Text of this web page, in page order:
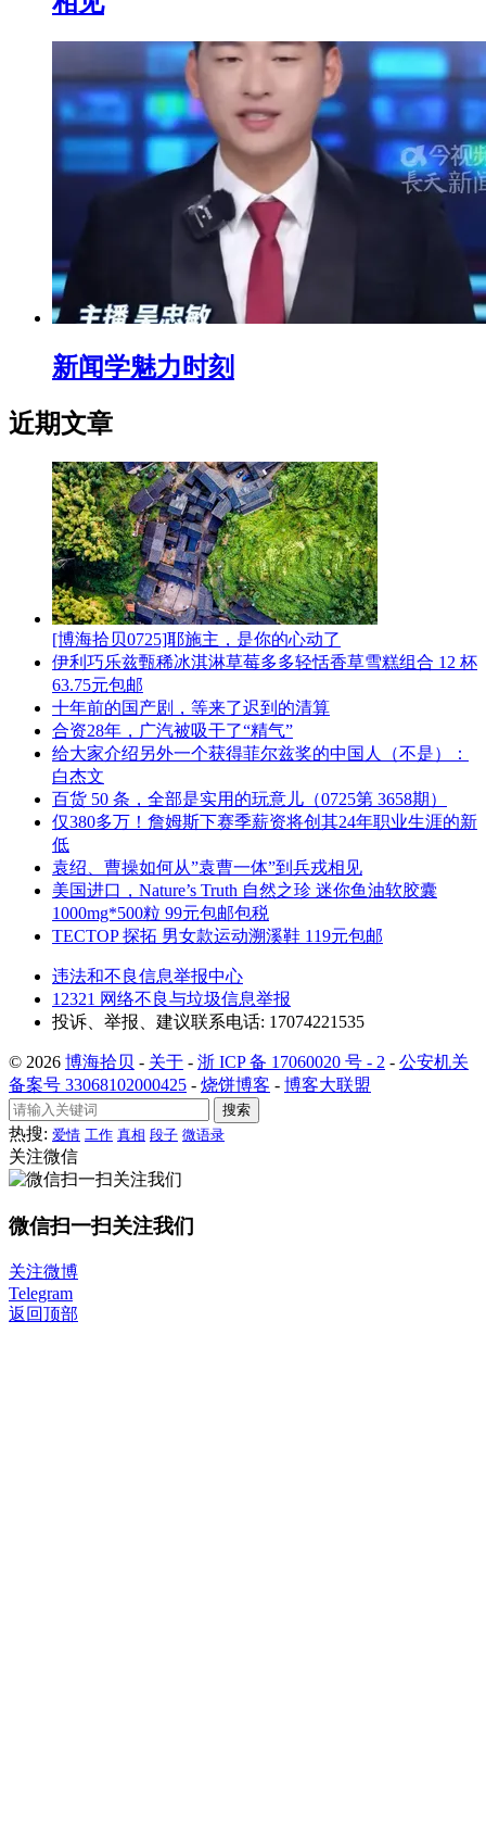
新闻学魅力时刻
近期文章
[博海拾贝0725]耶施主，是你的心动了
伊利巧乐兹甄稀冰淇淋草莓多多轻恬香草雪糕组合 12 杯
63.75元包邮
十年前的国产剧，等来了迟到的清算
合资28年，广汽被吸干了“精气”
给大家介绍另外一个获得菲尔兹奖的中国人（不是）：
白杰文
百货 50 条，全部是实用的玩意儿（0725第 3658期）
仅380多万！詹姆斯下赛季薪资将创其24年职业生涯的新
低
袁绍、曹操如何从”袁曹一体”到兵戎相见
美国进口，Nature’s Truth 自然之珍 迷你鱼油软胶囊
1000mg*500粒 99元包邮包税
TECTOP 探拓 男女款运动溯溪鞋 119元包邮
违法和不良信息举报中心
12321 网络不良与垃圾信息举报
投诉、举报、建议联系电话: 17074221535
© 2026 博海拾贝 - 关于 - 浙 ICP 备 17060020 号 - 2 - 公安机关
备案号 33068102000425 - 烧饼博客 - 博客大联盟
搜索
热搜: 爱情 工作 真相 段子 微语录
关注微信
微信扫一扫关注我们
关注微博
Telegram
返回顶部